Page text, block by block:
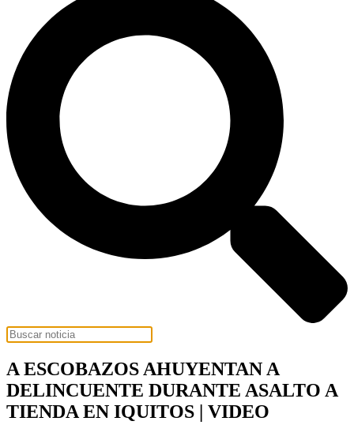
A ESCOBAZOS AHUYENTAN A
DELINCUENTE DURANTE ASALTO A
TIENDA EN IQUITOS | VIDEO